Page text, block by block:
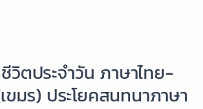
วิตประจำวัน ภาษาไทย-
มร) ประโยคสนทนาภาษา